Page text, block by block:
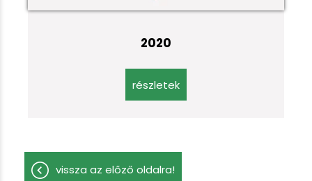
2020
részletek
vissza az előző oldalra!